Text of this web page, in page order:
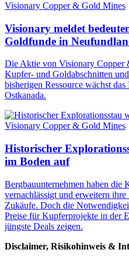
Visionary Copper & Gold Mines
Visionary meldet
Goldfunde in
Die Aktie von Visionary Copper
Kupfer- und Goldabschnitten
bisherigen Ressource wächst
Ostkanada.
Visionary Copper & Gold Mines
Historischer
im Boden auf
Bergbauunternehmen haben die
vernachlässigt und erweitern
Zukäufe. Doch die
Preise für Kupferprojekte in der
jüngste Deals zeigen.
Disclaimer, Risikohinweis &